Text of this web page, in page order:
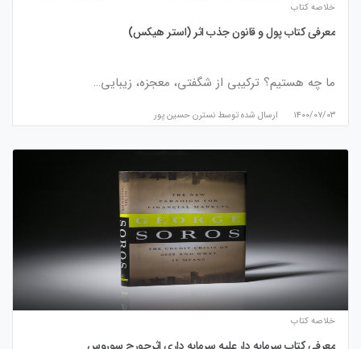
خلاصه کتاب
معرفی کتاب پول و قانون جذب اثر (استر هیکس)
ما چه هستیم؟ ترکیبی از شگفتی، معجزه، زیبایی…
۱۴۰۰/۰۷/۰۳ ارسال شده توسط نسترن حسین پور
خلاصه کتاب